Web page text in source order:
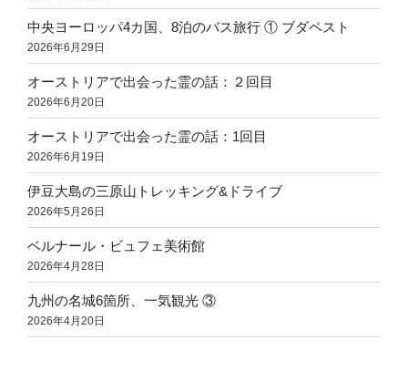
中央ヨーロッパ4カ国、8泊のバス旅行 ① ブダペスト
2026年6月29日
オーストリアで出会った霊の話：２回目
2026年6月20日
オーストリアで出会った霊の話：1回目
2026年6月19日
伊豆大島の三原山トレッキング&ドライブ
2026年5月26日
ベルナール・ビュフェ美術館
2026年4月28日
九州の名城6箇所、一気観光 ③
2026年4月20日